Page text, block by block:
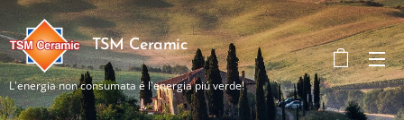
TSM Ceramic
L'energia non consumata é l'energia piú verde!